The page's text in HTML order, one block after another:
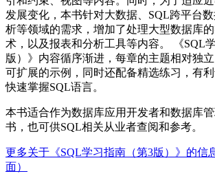
发展变化，本书针对大数据、SQL跨平台
析等领域的需求，增加了处理大型数据库
术，以及报表和分析工具等内容。 《SQL
版）》内容循序渐进，每章的主题相对独立
可扩展的示例，同时还配备精选练习，有
快速掌握SQL语言。
本书适合作为数据库应用开发者和数据库
书，也可供SQL相关从业者查阅和参考。
更多关于《SQL学习指南（第3版）》的信
面）